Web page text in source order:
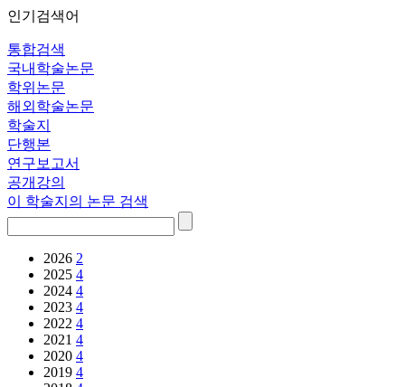
인기검색어
통합검색
국내학술논문
학위논문
해외학술논문
학술지
단행본
연구보고서
공개강의
이 학술지의 논문 검색
2026 2
2025 4
2024 4
2023 4
2022 4
2021 4
2020 4
2019 4